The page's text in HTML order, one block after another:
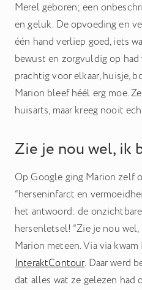
Merel geboren; een
en geluk. De opvoeding en
één hand verliep goed, iets
bewust en zorgvuldig op
prachtig voor elkaar, huisje,
Marion bleef héél erg moe.
huisarts, maar kreeg nooit
Zie je nou wel, ik
Op Google ging Marion zelf
“herseninfarct en
het antwoord: de
hersenletsel! “Zie je nou
Marion meteen. Via via
InteraktContour. Daar werd
dat alles wat ze gelezen